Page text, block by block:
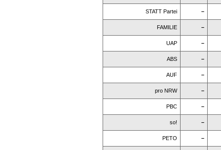
STATT Partei –
FAMILIE –
UAP –
ABS –
AUF –
pro NRW –
PBC –
so! –
PETO –